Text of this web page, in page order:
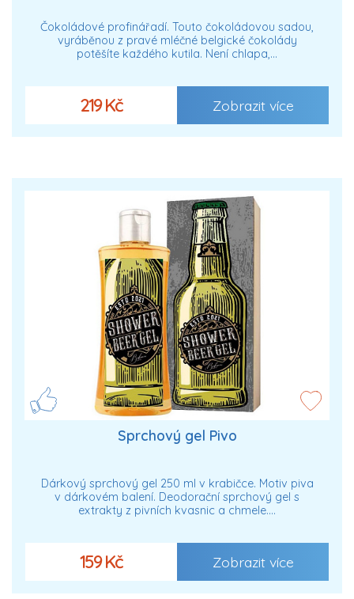
Čokoládové profinářadí. Touto čokoládovou sadou,
vyráběnou z pravé mléčné belgické čokolády
potěšíte každého kutila. Není chlapa,…
219 Kč Zobrazit více
Sprchový gel Pivo
Dárkový sprchový gel 250 ml v krabičce. Motiv piva
v dárkovém balení. Deodorační sprchový gel s
extrakty z pivních kvasnic a chmele.…
159 Kč Zobrazit více